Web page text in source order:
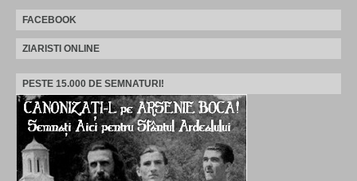
FACEBOOK
ZIARISTI ONLINE
PESTE 15.000 DE SEMNATURI!